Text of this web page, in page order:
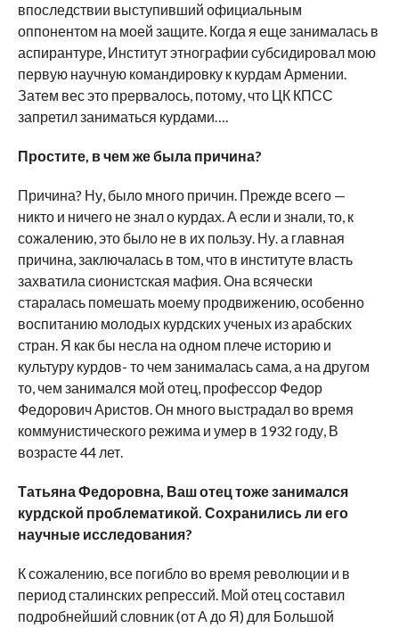
впоследствии выступивший официальным
оппонентом на моей защите. Когда я еще занималась в
аспирантуре, Институт этнографии субсидировал мою
первую научную командировку к курдам Армении.
Затем вес это прервалось, потому, что ЦК КПСС
запретил заниматься курдами….
Простите, в чем же была причина?
Причина? Ну, было много причин. Прежде всего —
никто и ничего не знал о курдах. А если и знали, то, к
сожалению, это было не в их пользу. Ну. а главная
причина, заключалась в том, что в институте власть
захватила сионистская мафия. Она всячески
старалась помешать моему продвижению, особенно
воспитанию молодых курдских ученых из арабских
стран. Я как бы несла на одном плече историю и
культуру курдов- то чем занималась сама, а на другом
то, чем занимался мой отец, профессор Федор
Федорович Аристов. Он много выстрадал во время
коммунистического режима и умер в 1932 году, В
возрасте 44 лет.
Татьяна Федоровна, Ваш отец тоже занимался
курдской проблематикой. Сохранились ли его
научные исследования?
К сожалению, все погибло во время революции и в
период сталинских репрессий. Мой отец составил
подробнейший словник (от А до Я) для Большой